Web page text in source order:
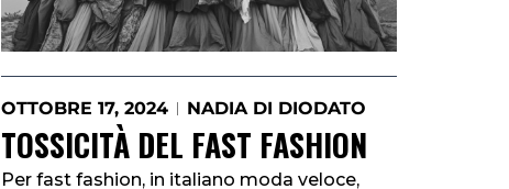
OTTOBRE 17, 2024 NADIA DI DIODATO
TOSSICITÀ DEL FAST FASHION
Per fast fashion, in italiano moda veloce,